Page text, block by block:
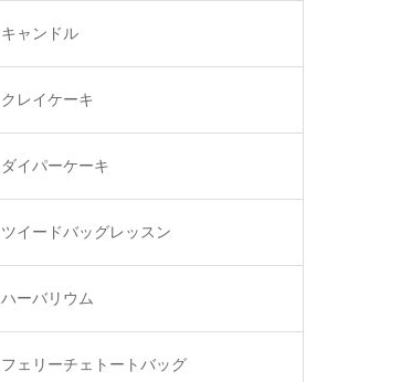
キャンドル
クレイケーキ
ダイパーケーキ
ツイードバッグレッスン
ハーバリウム
フェリーチェトートバッグ